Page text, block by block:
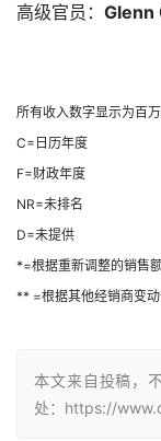
高级官员： Glenn
所有收入数字显示为百
C=日历年度
F=财政年度
NR=未排名
D=未提供
*=根据重新调整的销售
** =根据其他经销商变
本文来自投稿，
处：https://